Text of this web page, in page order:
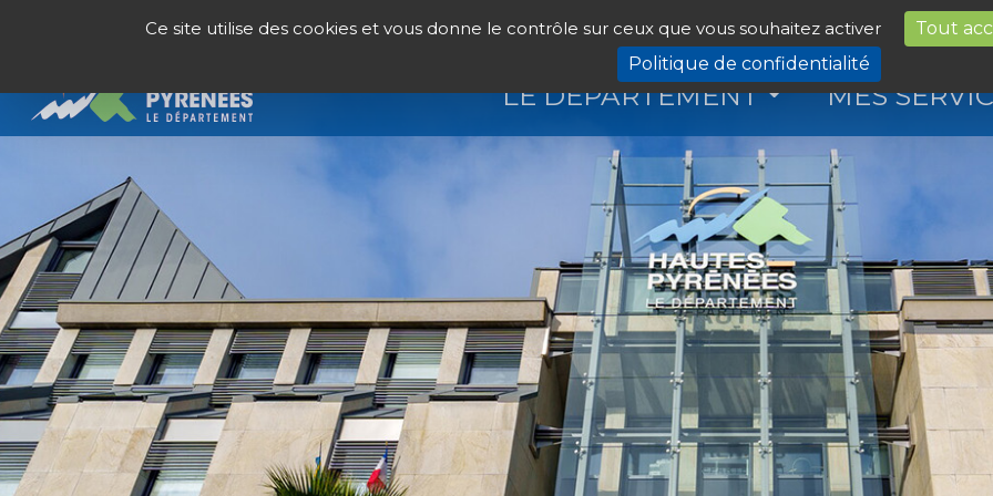
Ce site utilise des cookies et vous donne le contrôle sur ceux que vous souhaitez activer Tout
Politique de confidentialité
LE DÉPARTEMENT MES